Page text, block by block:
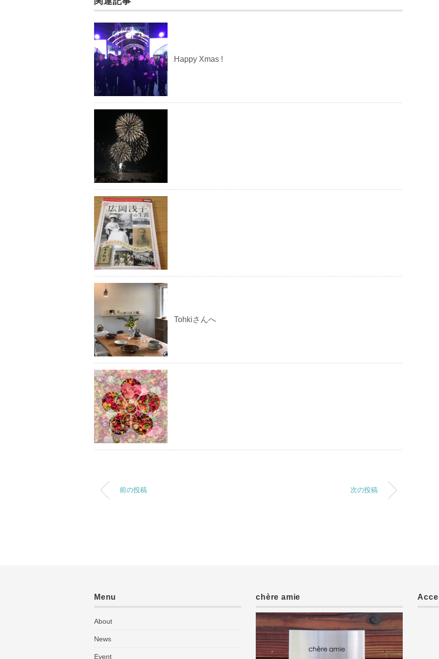
k
Happy Xmas !
Tohkiさんへ
前の投稿 次の投稿
Menu
About
News
Event
chère amie